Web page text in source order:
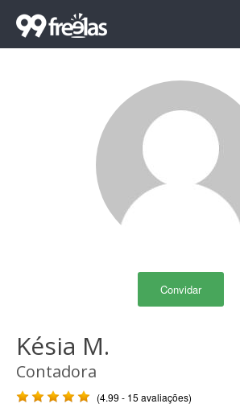
Convidar
Késia M.
Contadora
(4.99 - 15 avaliações)